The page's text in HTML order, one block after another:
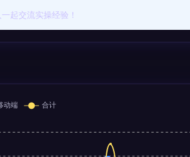
起交流实操经验！